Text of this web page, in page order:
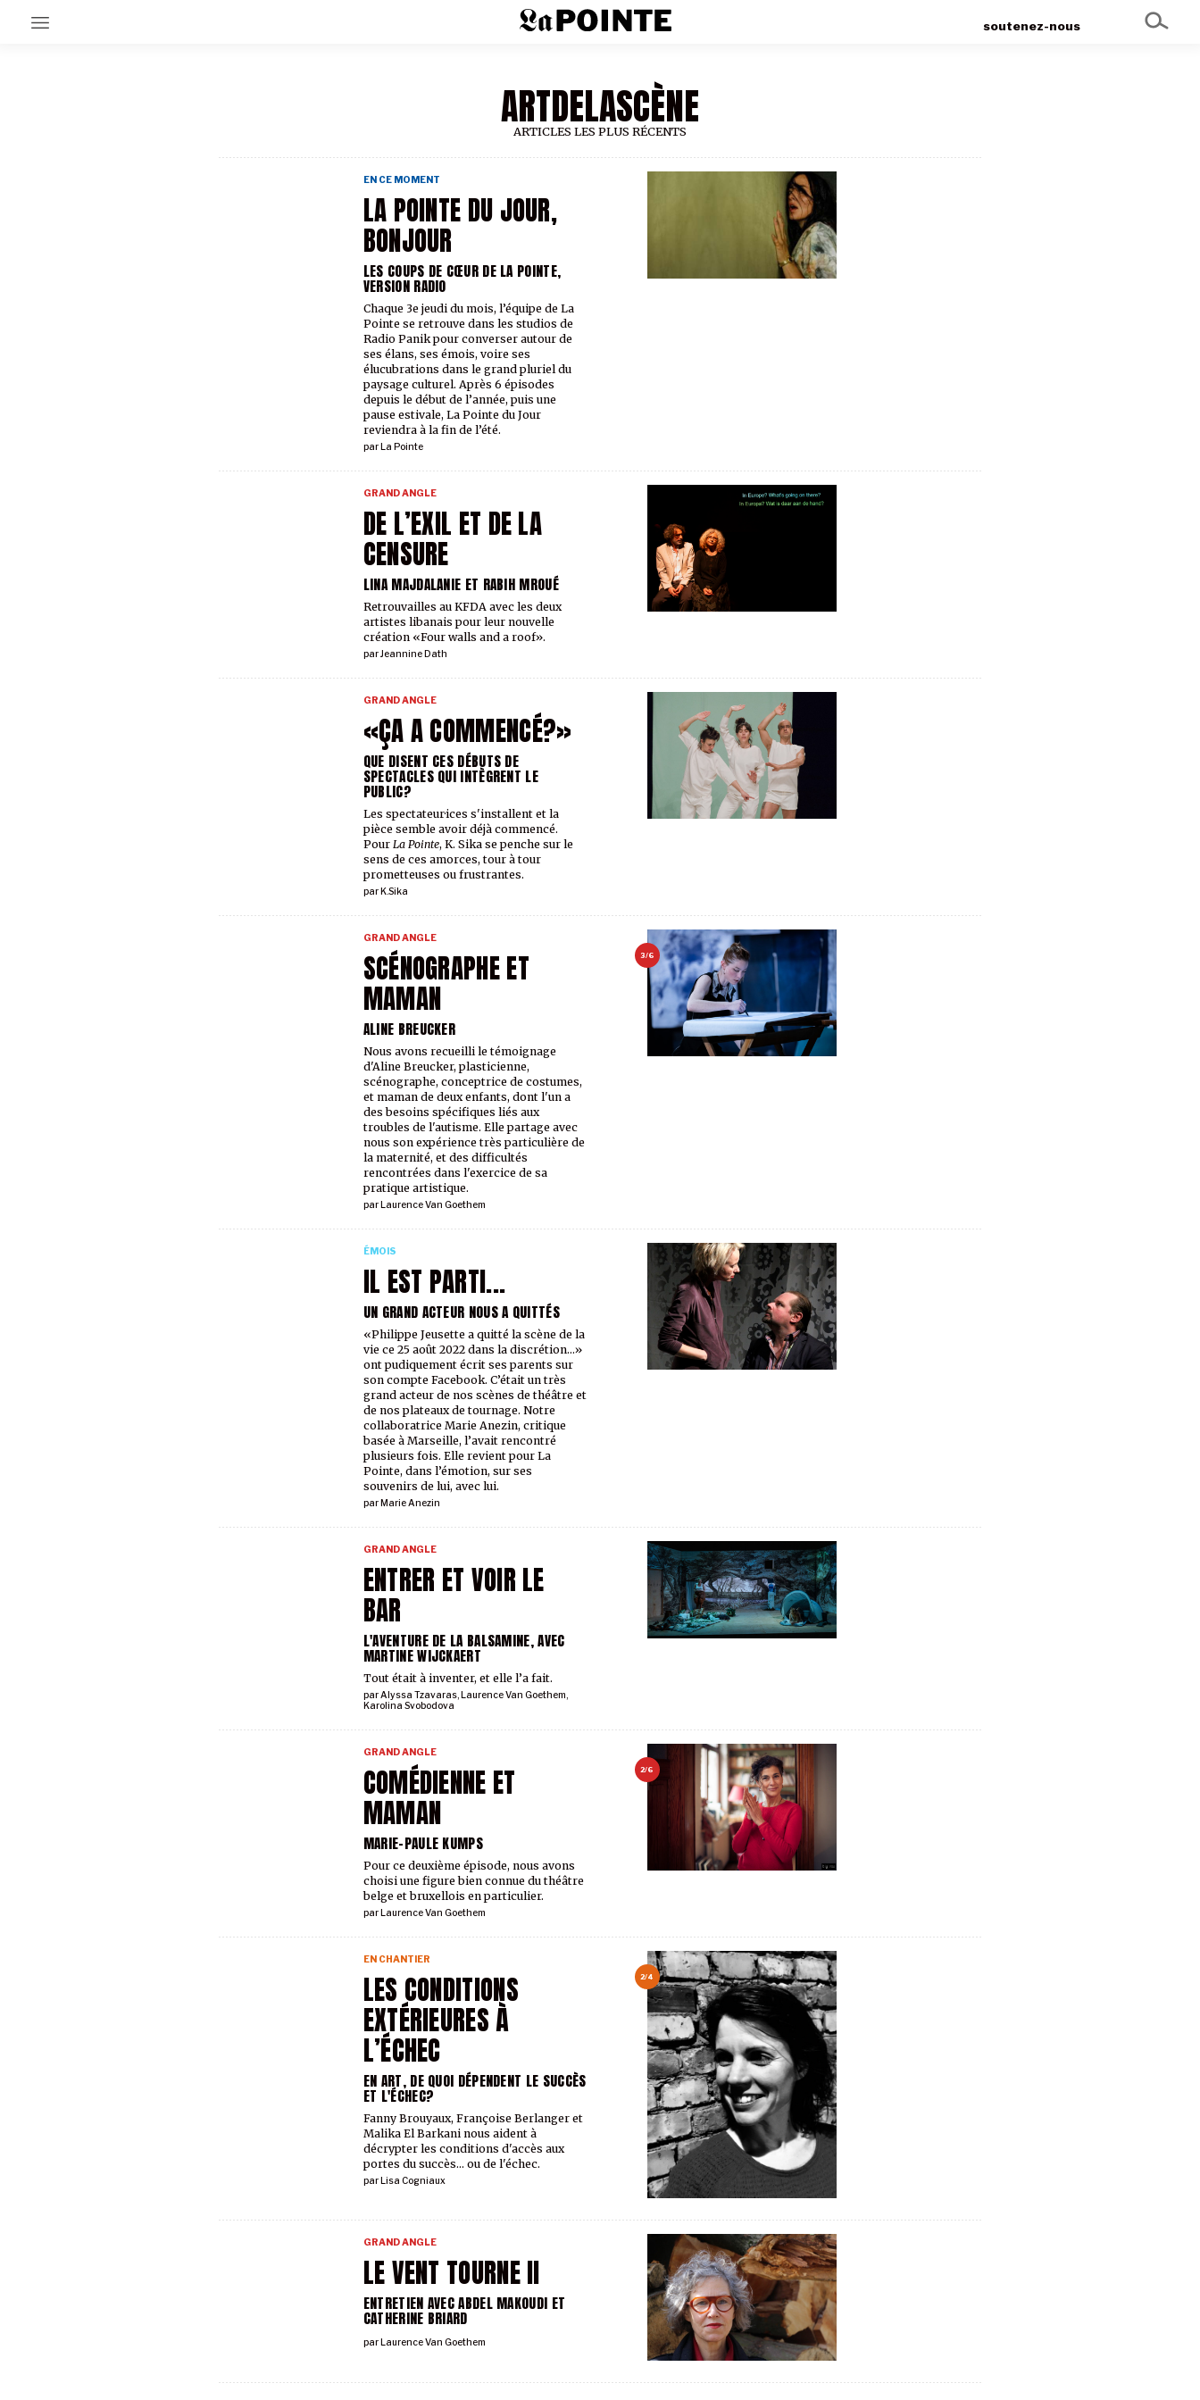
soutenez-nous
ARTDELASCÈNE
ARTICLES LES PLUS RÉCENTS
LA POINTE DU JOUR,
BONJOUR
LES COUPS DE CŒUR DE LA POINTE,
VERSION RADIO
EN CE MOMENT
par La Pointe
Chaque 3e jeudi du mois, l’équipe de La
Pointe se retrouve dans les studios de
Radio Panik pour converser autour de
ses élans, ses émois, voire ses
élucubrations dans le grand pluriel du
paysage culturel. Après 6 épisodes
depuis le début de l’année, puis une
pause estivale, La Pointe du Jour
reviendra à la fin de l’été.
DE L’EXIL ET DE LA
CENSURE
LINA MAJDALANIE ET RABIH MROUÉ
GRAND ANGLE
parJeannine Dath
Retrouvailles au KFDA avec les deux
artistes libanais pour leur nouvelle
création «Four walls and a roof».
«ÇA A COMMENCÉ?»
QUE DISENT CES DÉBUTS DE
SPECTACLES QUI INTÈGRENT LE
PUBLIC?
GRAND ANGLE
par K.Sika
Les spectateur·ices s'installent et la
pièce semble avoir déjà commencé.
Pour La Pointe, K. Sika se penche sur le
sens de ces amorces, tour à tour
prometteuses ou frustrantes.
3/6
SCÉNOGRAPHE ET
MAMAN
ALINE BREUCKER
GRAND ANGLE
par Laurence Van Goethem
Nous avons recueilli le témoignage
d'Aline Breucker, plasticienne,
scénographe, conceptrice de costumes,
et maman de deux enfants, dont l'un a
des besoins spécifiques liés aux
troubles de l'autisme. Elle partage avec
nous son expérience très particulière de
la maternité, et des difficultés
rencontrées dans l'exercice de sa
pratique artistique.
IL EST PARTI...
UN GRAND ACTEUR NOUS A QUITTÉS
ÉMOIS
par Marie Anezin
«Philippe Jeusette a quitté la scène de la
vie ce 25 août 2022 dans la discrétion…»
ont pudiquement écrit ses parents sur
son compte Facebook. C’était un très
grand acteur de nos scènes de théâtre et
de nos plateaux de tournage. Notre
collaboratrice Marie Anezin, critique
basée à Marseille, l’avait rencontré
plusieurs fois. Elle revient pour La
Pointe, dans l’émotion, sur ses
souvenirs de lui, avec lui.
ENTRER ET VOIR LE
BAR
L'AVENTURE DE LA BALSAMINE, AVEC
MARTINE WIJCKAERT
GRAND ANGLE
parAlyssa Tzavaras, Laurence Van Goethem,
Karolina Svobodova
Tout était à inventer, et elle l’a fait.
2/6
COMÉDIENNE ET
MAMAN
MARIE-PAULE KUMPS
GRAND ANGLE
par Laurence Van Goethem
Pour ce deuxième épisode, nous avons
choisi une figure bien connue du théâtre
belge et bruxellois en particulier.
2/4
LES CONDITIONS
EXTÉRIEURES À
L’ÉCHEC
EN ART, DE QUOI DÉPENDENT LE SUCCÈS
ET L'ÉCHEC?
EN CHANTIER
par Lisa Cogniaux
Fanny Brouyaux, Françoise Berlanger et
Malika El Barkani nous aident à
décrypter les conditions d'accès aux
portes du succès... ou de l'échec.
LE VENT TOURNE II
ENTRETIEN AVEC ABDEL MAKOUDI ET
CATHERINE BRIARD
GRAND ANGLE
par Laurence Van Goethem